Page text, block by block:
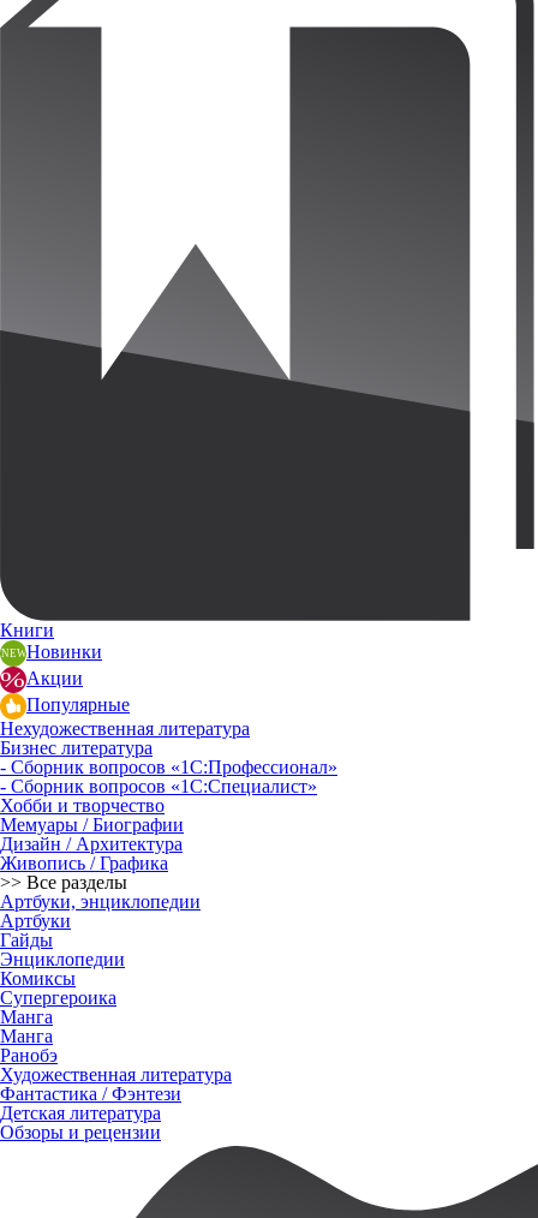
Книги
Новинки
Акции
Популярные
Нехудожественная литература
Бизнес литература
- Сборник вопросов «1С:Профессионал»
- Сборник вопросов «1С:Специалист»
Хобби и творчество
Мемуары / Биографии
Дизайн / Архитектура
Живопись / Графика
>> Все разделы
Артбуки, энциклопедии
Артбуки
Гайды
Энциклопедии
Комиксы
Супергероика
Манга
Манга
Ранобэ
Художественная литература
Фантастика / Фэнтези
Детская литература
Обзоры и рецензии